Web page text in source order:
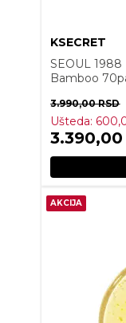
KSECRET
SEOUL
Bamboo
3.990,00RSD
Ušteda:
3.390,00
AKCIJA